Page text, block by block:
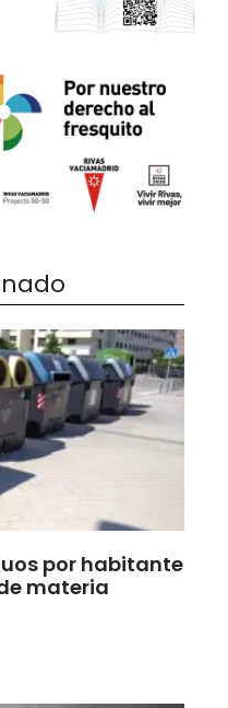
por habitante
materia